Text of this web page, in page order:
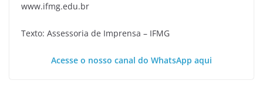
www.ifmg.edu.br
Texto: Assessoria de Imprensa – IFMG
Acesse o nosso canal do WhatsApp aqui